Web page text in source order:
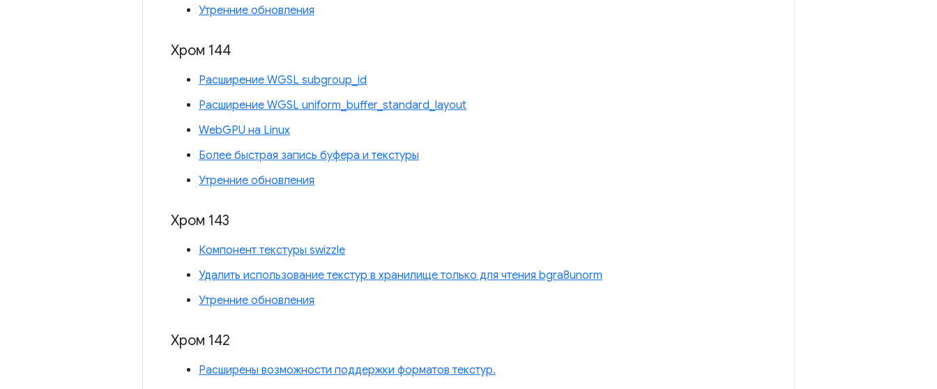
Утренние обновления
Хром 144
Расширение WGSL subgroup_id
Расширение WGSL uniform_buffer_standard_layout
WebGPU на Linux
Более быстрая запись буфера и текстуры
Утренние обновления
Хром 143
Компонент текстуры swizzle
Удалить использование текстур в хранилище только для чтения bgra8unorm
Утренние обновления
Хром 142
Расширены возможности поддержки форматов текстур.